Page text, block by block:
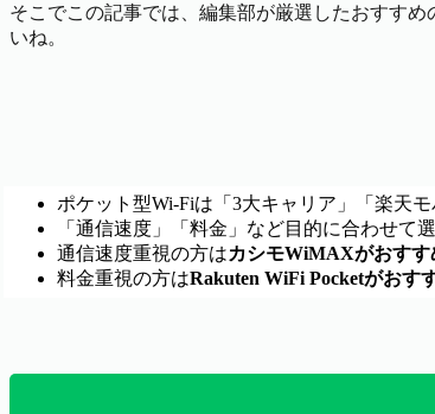
そこでこの記事では、編集部が厳選したおすすめ
いね。
ポケット型Wi-Fiは「3大キャリア」「楽天
「通信速度」「料金」など目的に合わせて
通信速度重視の方はカシモWiMAXがおすす
料金重視の方はRakuten WiFi Pocketがおす